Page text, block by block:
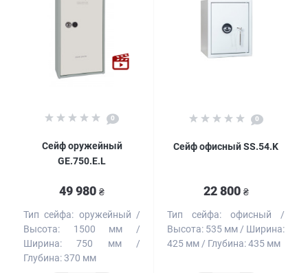
0
Сейф оружейный
GE.750.E.L
49 980 ₴
Тип сейфа: оружейный
Высота:
1500 мм
Ширина:
750 мм
Глубина:370 мм
0
Сейф офисный SS.54.K
22 800 ₴
Тип сейфа:
офисный
Высота: 535 мм
Ширина:
425 мм
Глубина:435 мм